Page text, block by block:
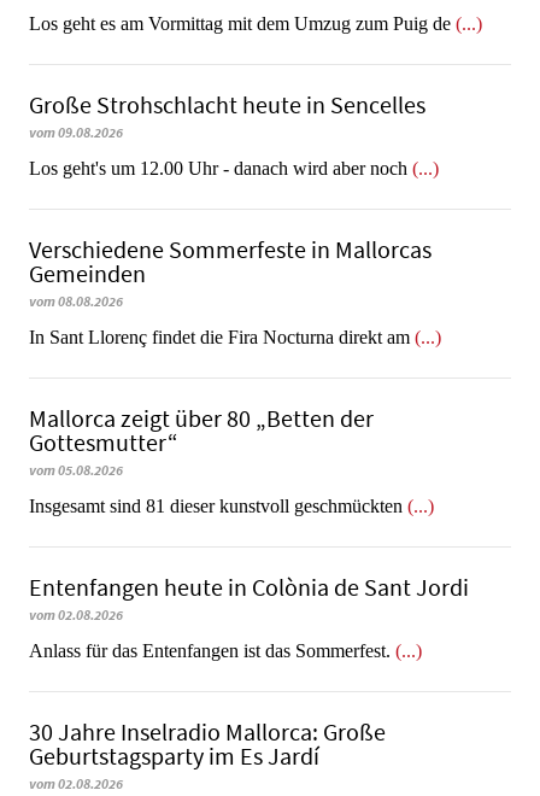
Los geht es am Vormittag mit dem Umzug zum Puig de (...)
Große Strohschlacht heute in Sencelles
vom 09.08.2026
Los geht's um 12.00 Uhr - danach wird aber noch (...)
Verschiedene Sommerfeste in Mallorcas
Gemeinden
vom 08.08.2026
In Sant Llorenç findet die Fira Nocturna direkt am (...)
Mallorca zeigt über 80 „Betten der
Gottesmutter“
vom 05.08.2026
Insgesamt sind 81 dieser kunstvoll geschmückten (...)
Entenfangen heute in Colònia de Sant Jordi
vom 02.08.2026
Anlass für das Entenfangen ist das Sommerfest. (...)
30 Jahre Inselradio Mallorca: Große
Geburtstagsparty im Es Jardí
vom 02.08.2026